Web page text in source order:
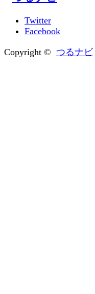
Twitter
Facebook
Copyright © つるナビ